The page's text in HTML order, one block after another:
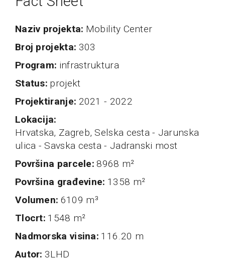
naziv projekta Mobility Center
broj projekta 303
program infrastruktura
status projekt
projektiranje 2021 - 2022
Lokacija
Hrvatska, Zagreb, Selska cesta - Jarunska
ulica - Savska cesta - Jadranski most
Površina parcele 8968 m²
Površina građevine 1358 m²
Volumen 6109 m³
Tlocrt 1548 m²
nadmorska visina 116.20 m
autor 3LHD